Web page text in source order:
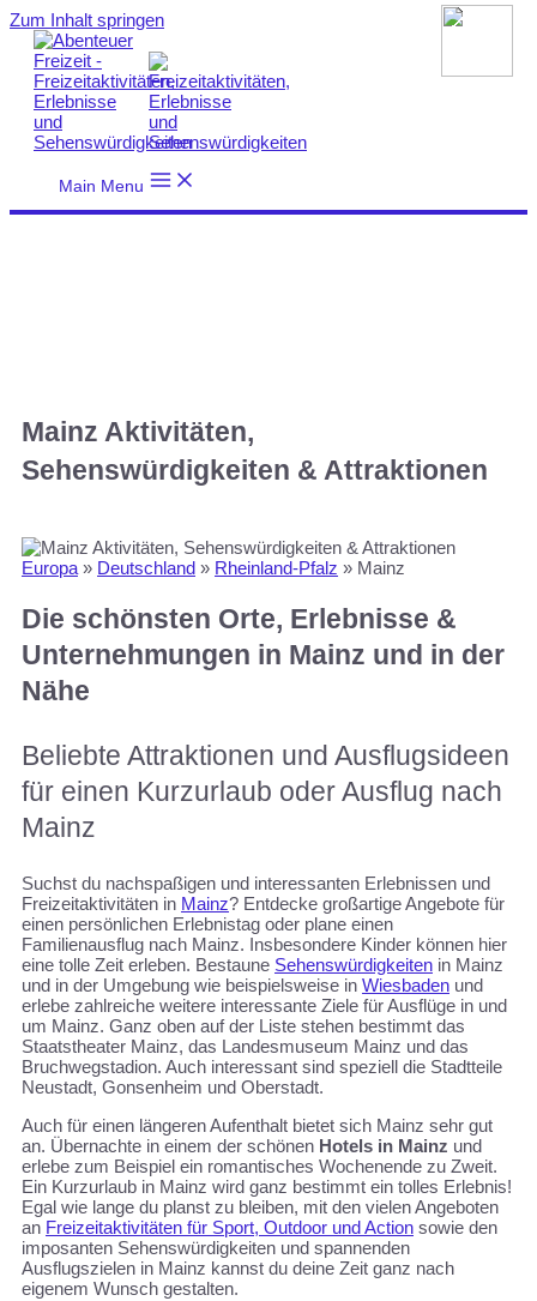
Zum Inhalt springen
Main Menu
Mainz Aktivitäten,
Sehenswürdigkeiten & Attraktionen
Europa » Deutschland » Rheinland-Pfalz » Mainz
Die schönsten Orte, Erlebnisse &
Unternehmungen in Mainz und in der
Nähe
Beliebte Attraktionen und Ausflugsideen
für einen Kurzurlaub oder Ausflug nach
Mainz
Suchst du nachspaßigen und interessanten Erlebnissen und
Freizeitaktivitäten in Mainz? Entdecke großartige Angebote für
einen persönlichen Erlebnistag oder plane einen
Familienausflug nach Mainz. Insbesondere Kinder können hier
eine tolle Zeit erleben. Bestaune Sehenswürdigkeiten in Mainz
und in der Umgebung wie beispielsweise in Wiesbaden und
erlebe zahlreiche weitere interessante Ziele für Ausflüge in und
um Mainz. Ganz oben auf der Liste stehen bestimmt das
Staatstheater Mainz, das Landesmuseum Mainz und das
Bruchwegstadion. Auch interessant sind speziell die Stadtteile
Neustadt, Gonsenheim und Oberstadt.
Auch für einen längeren Aufenthalt bietet sich Mainz sehr gut
an. Übernachte in einem der schönen Hotels in Mainz und
erlebe zum Beispiel ein romantisches Wochenende zu Zweit.
Ein Kurzurlaub in Mainz wird ganz bestimmt ein tolles Erlebnis!
Egal wie lange du planst zu bleiben, mit den vielen Angeboten
an Freizeitaktivitäten für Sport, Outdoor und Action sowie den
imposanten Sehenswürdigkeiten und spannenden
Ausflugszielen in Mainz kannst du deine Zeit ganz nach
eigenem Wunsch gestalten.